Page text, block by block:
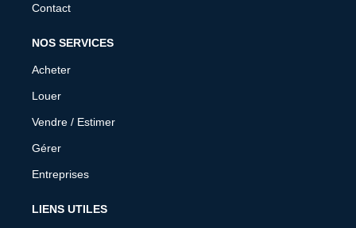
Contact
NOS SERVICES
Acheter
Louer
Vendre / Estimer
Gérer
Entreprises
LIENS UTILES